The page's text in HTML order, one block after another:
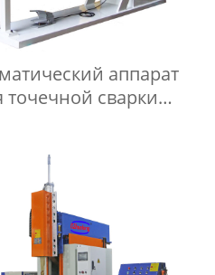
аппарат
точечной сварки